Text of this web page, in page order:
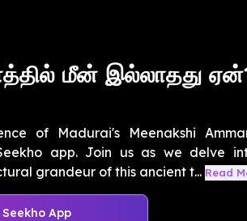
மீன் இல்லாதது
of Madurai's Meenakshi
app. Join us as we delve
grandeur of this ancient t... Read
App